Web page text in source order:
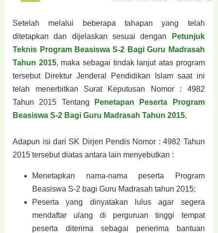
Setelah melalui beberapa tahapan yang telah
ditetapkan dan dijelaskan sesuai dengan
Petunjuk
Teknis Program Beasiswa S-2 Bagi Guru Madrasah
Tahun 2015, maka sebagai tindak lanjut atas program
tersebut Direktur Jenderal Pendidikan Islam saat ini
telah menerbitkan Surat Keputusan Nomor : 4982
Tahun 2015 Tentang
Penetapan Peserta Program
Beasiswa S-2 Bagi Guru Madrasah Tahun 2015.
Adapun isi dari SK Dirjen Pendis Nomor : 4982 Tahun
2015 tersebut diatas antara lain menyebutkan :
Menetapkan nama-nama peserta Program
Beasiswa S-2 bagi Guru Madrasah tahun 2015;
Peserta yang dinyatakan lulus agar segera
mendaftar ulang di perguruan tinggi tempat
peserta diterima sebagai penerima bantuan